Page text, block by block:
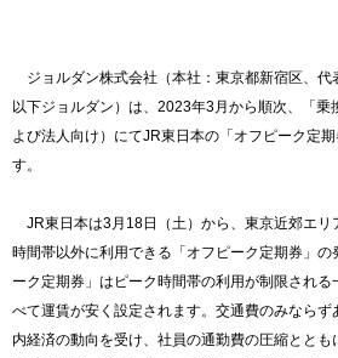
ジョルダン株式会社（本社：東京都新宿区、代
以下ジョルダン）は、2023年3月から順次、「乗
よび法人向け）にてJR東日本の「オフピーク定
す。
JR東日本は3月18日（土）から、東京近郊エリ
時間帯以外に利用できる「オフピーク定期券」
ーク定期券」はピーク時間帯の利用が制限され
べて運賃が安く設定されます。交通費のみならず
内経済の動向を受け、社員の通勤費の圧縮とと